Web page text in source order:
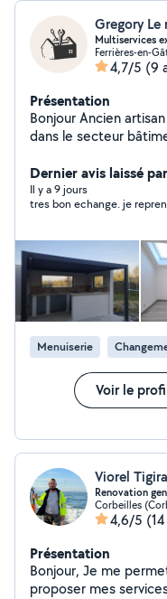
Gregory Le
Multiservices
Ferrières-en-
4,7/5 (9
Présentation
Bonjour Ancien artisan avec une experience de 20 ans
dans le secteur
béton La pose de carrelage,
parquet collé ou
motorisation Nice La
demandes et dépannage divers.
respectés.
Dernier avis laissé
Il y a 9 jours
tres bon echange. je
Menuiserie
Voir le
Viorel
Renovation
Corbeilles
4,6/5
Présentation
Bonjour, Je me
proposer mes services